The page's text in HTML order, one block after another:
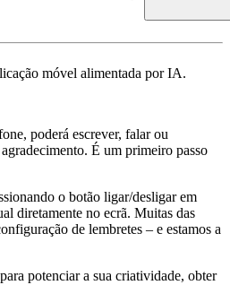
móvel alimentada por IA.
poderá escrever, falar ou
É um primeiro passo
o botão ligar/desligar em
diretamente no ecrã. Muitas das
de lembretes – e estamos a
potenciar a sua criatividade, obter